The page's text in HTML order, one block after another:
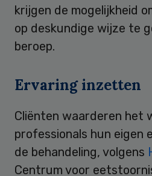
krijgen de mogelijkheid
op deskundige wijze te
beroep.
Ervaring inzetten
Cliënten waarderen het
professionals hun eigen
de behandeling, volgens
Centrum voor